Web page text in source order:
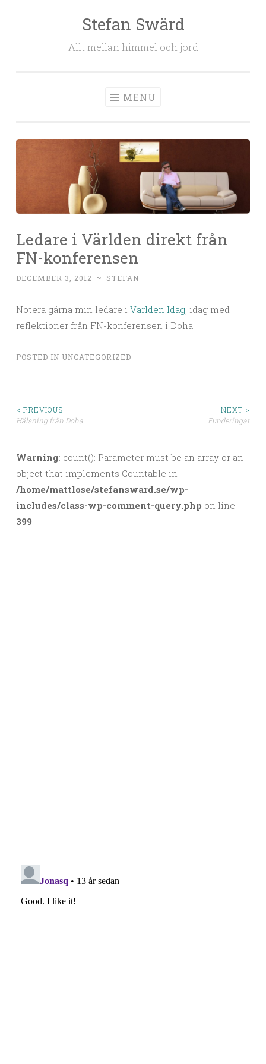
Stefan Swärd
Allt mellan himmel och jord
MENU
Ledare i Världen direkt från
FN-konferensen
DECEMBER 3, 2012 ~ STEFAN
Notera gärna min ledare i Världen Idag, idag med
reflektioner från FN-konferensen i Doha.
POSTED IN UNCATEGORIZED
Post navigation
< PREVIOUS
Hälsning från Doha
NEXT >
Funderingar
Warning: count(): Parameter must be an array or an
object that implements Countable in
/home/mattlose/stefansward.se/wp-
includes/class-wp-comment-query.php on line
399